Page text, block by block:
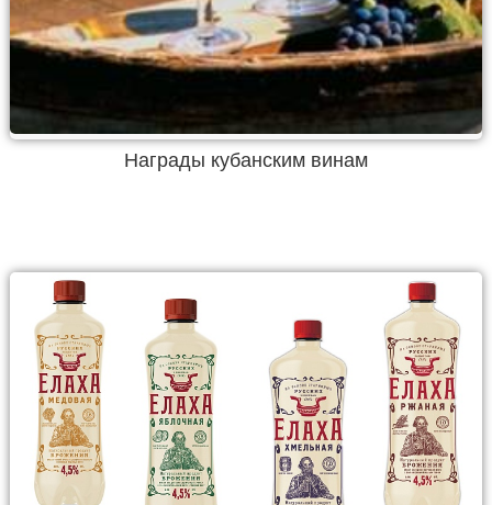
Награды кубанским винам